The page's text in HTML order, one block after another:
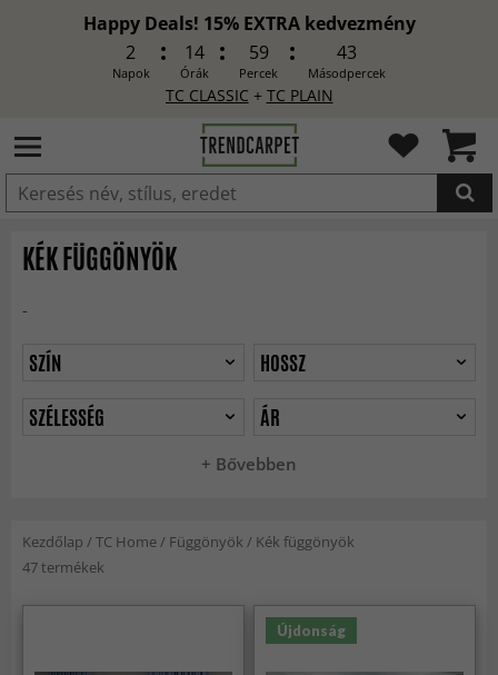
Happy Deals! 15% EXTRA kedvezmény
2
Napok
14
Órák
59
Percek
41
Másodpercek
TC CLASSIC + TC PLAIN
KÉK FÜGGÖNYÖK
-
+ Bővebben
SZÍN
HOSSZ
SZÉLESSÉG
ÁR
Kezdőlap /TC Home/ Függönyök / Kék függönyök
47 termékek
Újdonság